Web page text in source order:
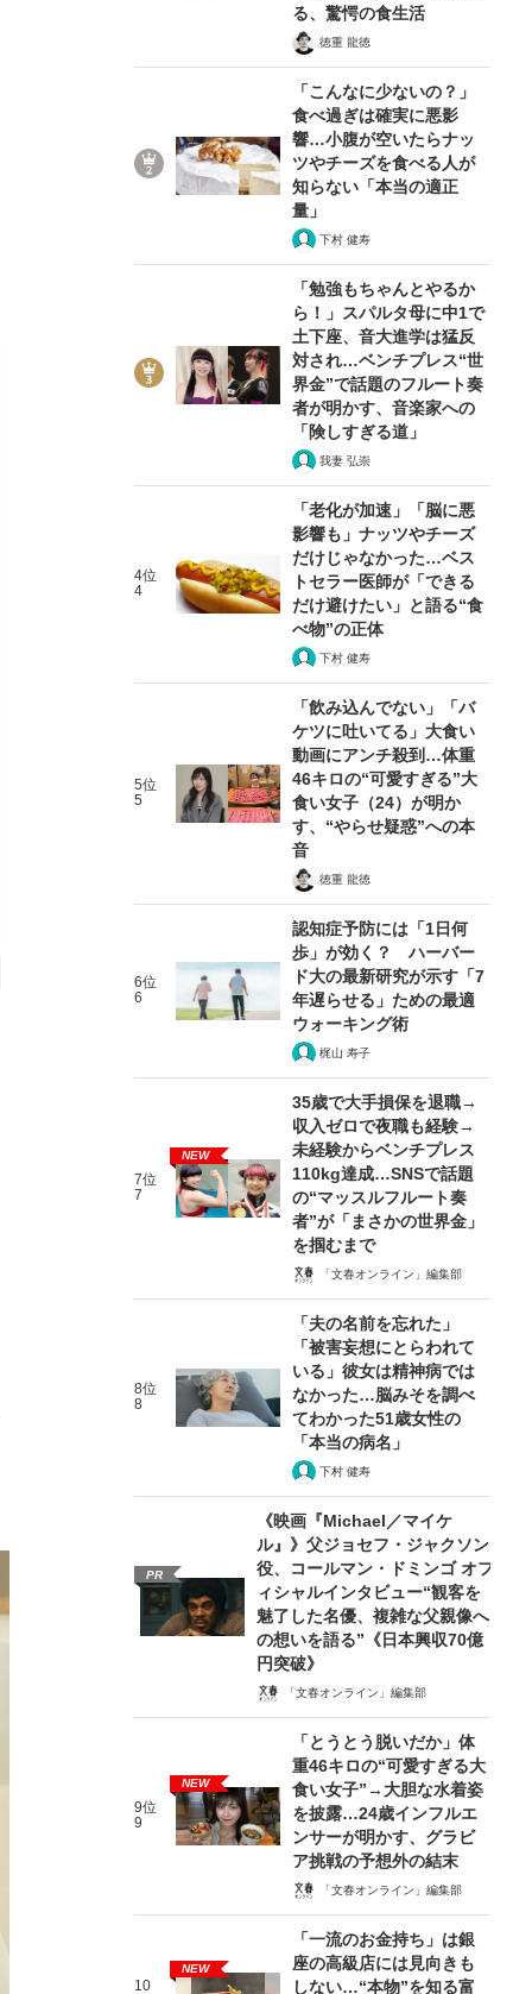
る、驚愕の食生活
徳重 龍徳
「こんなに少ないの？」
食べ過ぎは確実に悪影
響…小腹が空いたらナッ
ツやチーズを食べる人が
知らない「本当の適正
量」
下村 健寿
「勉強もちゃんとやるか
ら！」スパルタ母に中1で
土下座、音大進学は猛反
対され…ベンチプレス“世
界金”で話題のフルート奏
者が明かす、音楽家への
「険しすぎる道」
我妻 弘崇
4位
4
「老化が加速」「脳に悪
影響も」ナッツやチーズ
だけじゃなかった…ベス
トセラー医師が「できる
だけ避けたい」と語る“食
べ物”の正体
下村 健寿
5位
5
「飲み込んでない」「バ
ケツに吐いてる」大食い
動画にアンチ殺到…体重
46キロの“可愛すぎる”大
食い女子（24）が明か
す、“やらせ疑惑”への本
音
徳重 龍徳
6位
6
認知症予防には「1日何
歩」が効く？ ハーバー
ド大の最新研究が示す「7
年遅らせる」ための最適
ウォーキング術
梶山 寿子
7位
7
NEW
35歳で大手損保を退職→
収入ゼロで夜職も経験→
未経験からベンチプレス
110kg達成…SNSで話題
の“マッスルフルート奏
者”が「まさかの世界金」
を掴むまで
「文春オンライン」編集部
8位
8
「夫の名前を忘れた」
「被害妄想にとらわれて
いる」彼女は精神病では
なかった…脳みそを調べ
てわかった51歳女性の
「本当の病名」
下村 健寿
PR
《映画『Michael／マイケ
ル』》父ジョセフ・ジャクソン
役、コールマン・ドミンゴ オフ
ィシャルインタビュー“観客を
魅了した名優、複雑な父親像へ
の想いを語る”《日本興収70億
円突破》
「文春オンライン」編集部
9位
9
NEW
「とうとう脱いだか」体
重46キロの“可愛すぎる大
食い女子”→大胆な水着姿
を披露…24歳インフルエ
ンサーが明かす、グラビ
ア挑戦の予想外の結末
「文春オンライン」編集部
10
NEW
「一流のお金持ち」は銀
座の高級店には見向きも
しない…“本物”を知る富